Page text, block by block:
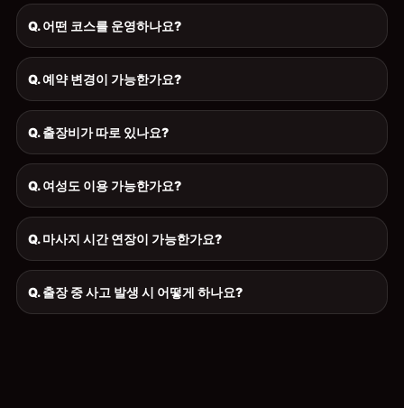
Q. 어떤 코스를 운영하나요?
Q. 예약 변경이 가능한가요?
Q. 출장비가 따로 있나요?
Q. 여성도 이용 가능한가요?
Q. 마사지 시간 연장이 가능한가요?
Q. 출장 중 사고 발생 시 어떻게 하나요?